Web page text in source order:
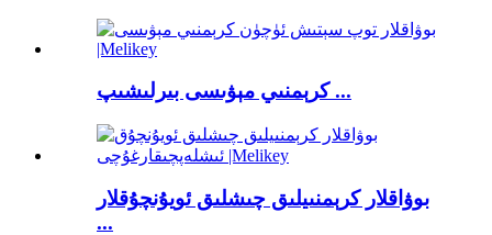
كرېمنىي مېۋىسى بىرلىشىپ ...
بوۋاقلار كرېمنىيلىق چىشلىق ئويۇنچۇقلار
...